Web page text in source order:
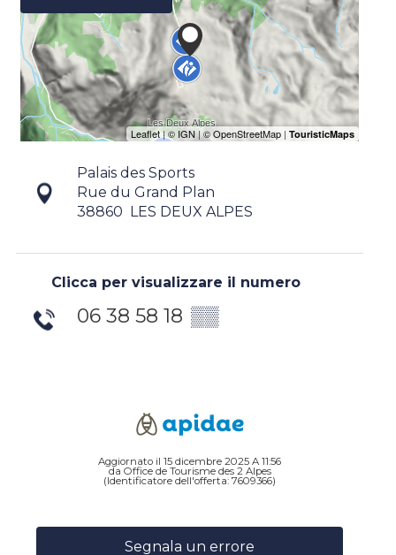
Palais des Sports
Rue du Grand Plan
38860 LES DEUX ALPES
Clicca per visualizzare il numero
06 38 58 18 ▒▒
Aggiornato il 15 dicembre 2025 A 11:56
da Office de Tourisme des 2 Alpes
(Identificatore dell'offerta: 7609366)
Segnala un errore